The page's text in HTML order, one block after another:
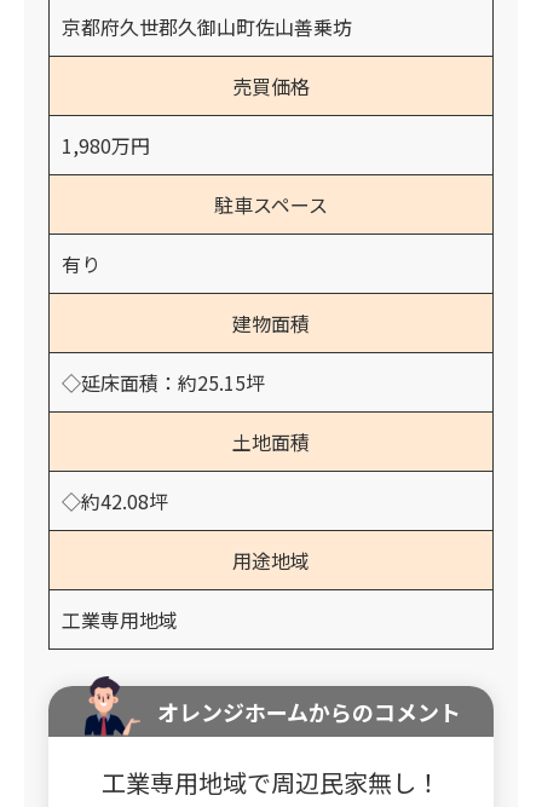
京都府久世郡久御山町佐山善乗坊
売買価格
1,980万円
駐車スペース
有り
建物面積
◇延床面積：約25.15坪
土地面積
◇約42.08坪
用途地域
工業専用地域
オレンジホームからのコメント
工業専用地域で周辺民家無し！